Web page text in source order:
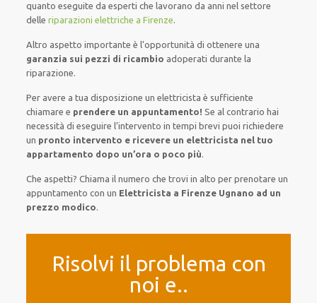
quanto eseguite daesperti che lavorano da anni nel settore
delleriparazioni elettriche a Firenze.
Altro aspetto importante è l’opportunità diottenere una
garanzia sui pezzi di ricambio adoperati durante la
riparazione.
Per avere a tua disposizione un elettricistaè sufficiente
chiamare e prendere un appuntamento! Se al contrario hai
necessità dieseguire l’intervento in tempi brevi puoi richiedere
un pronto intervento e ricevere un elettricista nel tuo
appartamento dopo un’ora o poco più.
Che aspetti? Chiama il numero che trovi in alto per prenotare un
appuntamento con un Elettricista a Firenze Ugnano ad un
prezzo modico.
Risolvi il problema con
noi e..